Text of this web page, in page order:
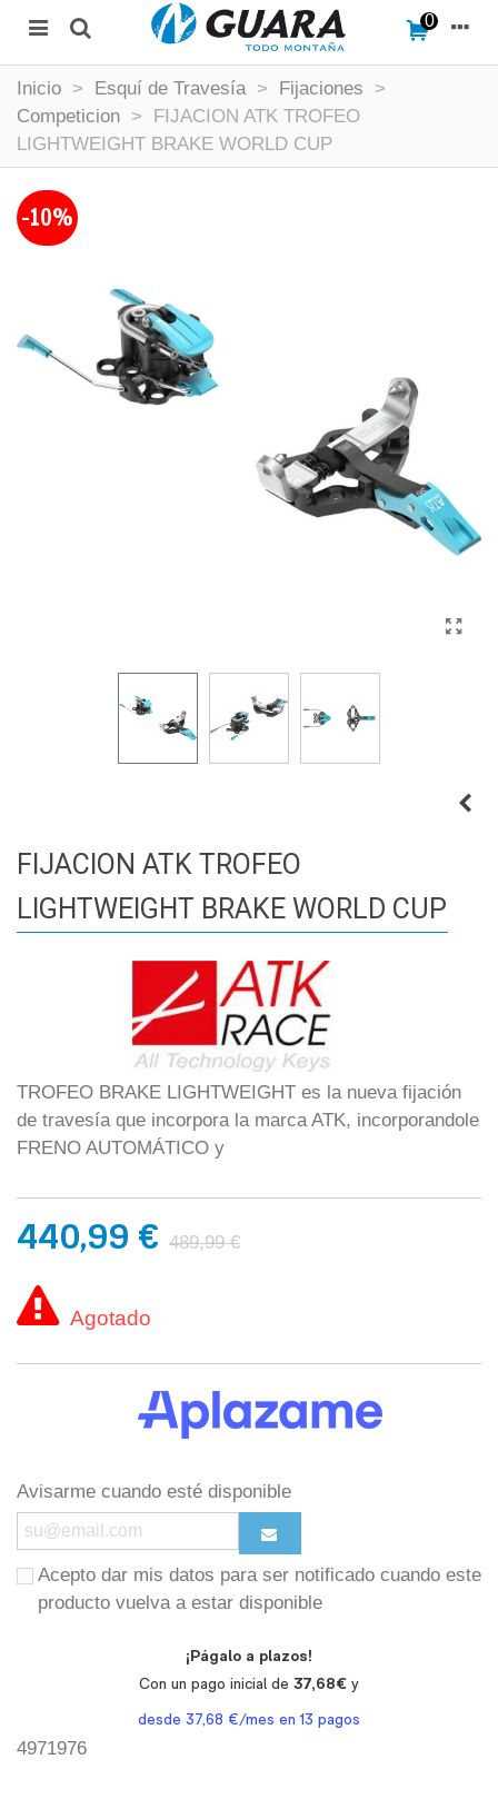
0
Inicio > Esquí de Travesía > Fijaciones
>
Competicion >
FIJACION ATK TROFEO
LIGHTWEIGHT BRAKE WORLD CUP
-10%
FIJACION ATK TROFEO
LIGHTWEIGHT BRAKE WORLD CUP
TROFEO BRAKE LIGHTWEIGHT es la nueva fijación
de travesía que incorpora la marca ATK, incorporandole
FRENO AUTOMÁTICO y
440,99 € 489,99 €
Agotado
Avisarme cuando esté disponible
Acepto dar mis datos para ser notificado cuando este
producto vuelva a estar disponible
4971976